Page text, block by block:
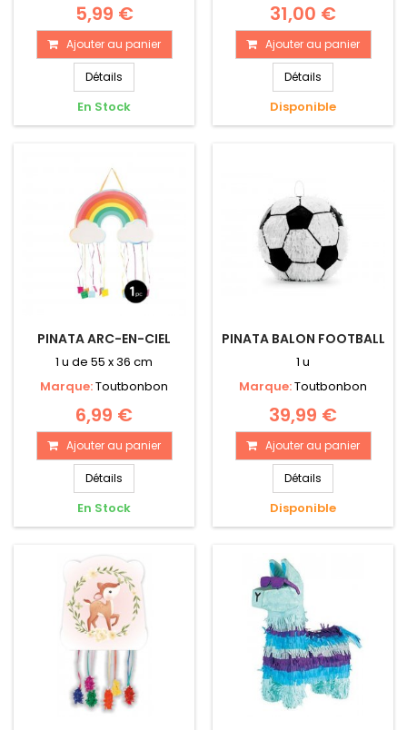
5,99 €
Ajouter au panier
Détails
En Stock
31,00 €
Ajouter au panier
Détails
Disponible
PINATA ARC-EN-CIEL
1 u de 55 x 36 cm
Marque:Toutbonbon
6,99 €
Ajouter au panier
Détails
En Stock
PINATA BALON FOOTBALL
1 u
Marque:Toutbonbon
39,99 €
Ajouter au panier
Détails
Disponible